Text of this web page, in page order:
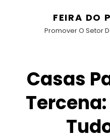
FEIRA DO
Promover O Setor
Casas